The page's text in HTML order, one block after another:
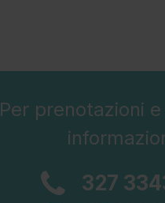
Per prenotazioni
327